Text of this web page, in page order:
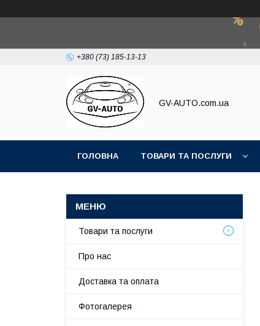
+380 (73) 185-13-13
GV-AUTO.com.ua
ГОЛОВНА ТОВАРИ ТА ПОСЛУГИ
Товари та послуги
Про нас
Доставка та оплата
Фотогалерея